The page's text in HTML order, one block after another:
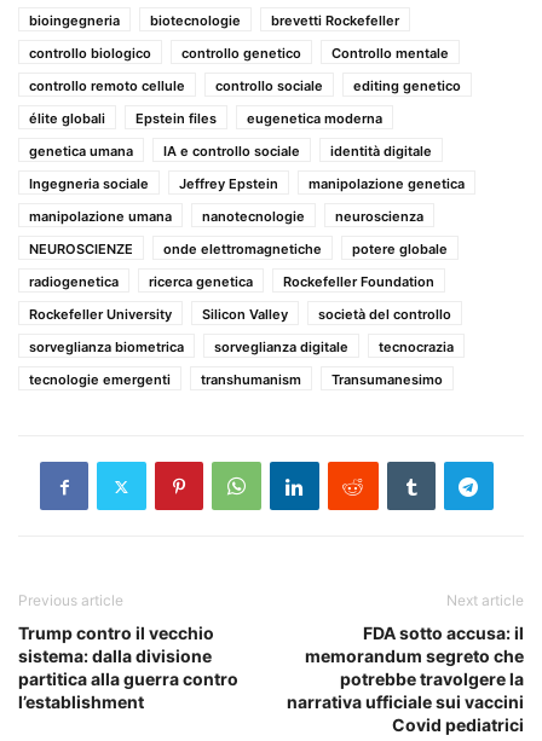
bioingegneria
biotecnologie
brevetti Rockefeller
controllo biologico
controllo genetico
Controllo mentale
controllo remoto cellule
controllo sociale
editing genetico
élite globali
Epstein files
eugenetica moderna
genetica umana
IA e controllo sociale
identità digitale
Ingegneria sociale
Jeffrey Epstein
manipolazione genetica
manipolazione umana
nanotecnologie
neuroscienza
NEUROSCIENZE
onde elettromagnetiche
potere globale
radiogenetica
ricerca genetica
Rockefeller Foundation
Rockefeller University
Silicon Valley
società del controllo
sorveglianza biometrica
sorveglianza digitale
tecnocrazia
tecnologie emergenti
transhumanism Transumanesimo
Previous article
Trump contro il vecchio
sistema: dalla divisione
partitica alla guerra contro
l’establishment
Next article
FDA sotto accusa: il
memorandum segreto che
potrebbe travolgere la
narrativa ufficiale sui vaccini
Covid pediatrici